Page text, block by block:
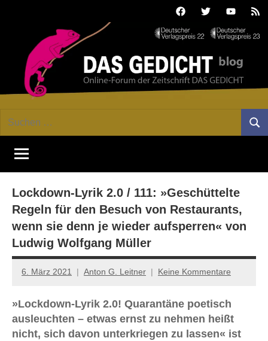
FacebookTwitterYoutube
GEDICHT
blog
Forum
von
DAS
Lyrik,
Kritik
Suchen
Lockdown-Lyrik 2.0 / 111: »Geschüttelte
Regeln für den Besuch von Restaurants,
wenn sie denn je wieder aufsperren« von
Ludwig Wolfgang Müller
6. März 2021 Anton G. Leitner Keine Kommentare
»Lockdown-Lyrik 2.0! Quarantäne poetisch
ausleuchten – etwas ernst zu nehmen heißt
nicht, sich davon unterkriegen zu lassen« ist